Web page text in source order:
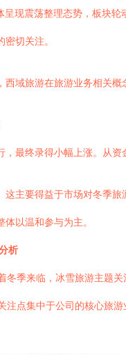
呈现震荡整理态势，板块
切关注。
西域旅游在旅游业务相关概
，最终录得小幅上涨。从
这主要得益于市场对冬季
体以温和参与为主。
析
冬季来临，冰雪旅游主题
注点集中于公司的核心旅